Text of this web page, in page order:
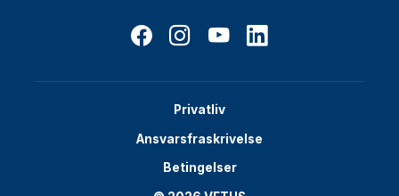
Privatliv
Ansvarsfraskrivelse
Betingelser